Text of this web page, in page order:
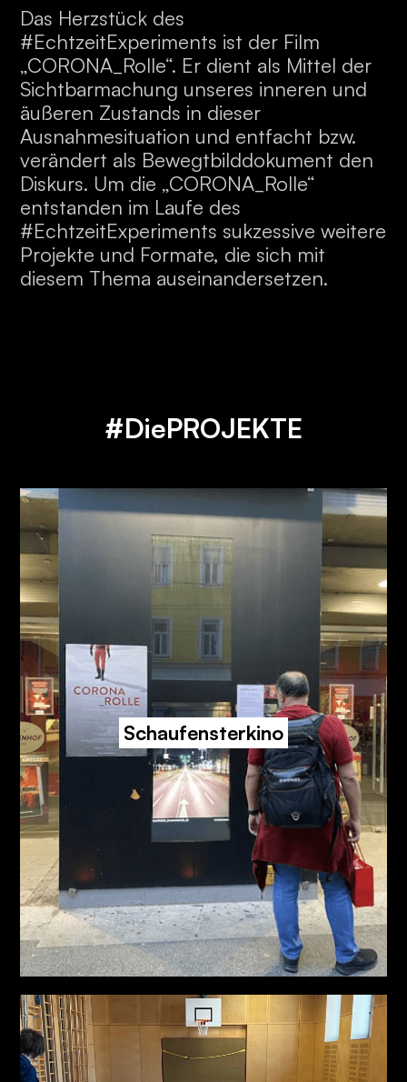
Das Herzstück des
#EchtzeitExperiments ist der Film
„CORONA_Rolle“. Er dient als Mittel der
Sichtbarmachung unseres inneren und
äußeren Zustands in dieser
Ausnahmesituation und entfacht bzw.
verändert als Bewegtbilddokument den
Diskurs. Um die „CORONA_Rolle“
entstanden im Laufe des
#EchtzeitExperiments sukzessive weitere
Projekte und Formate, die sich mit
diesem Thema auseinandersetzen.
#DiePROJEKTE
Schaufensterkino